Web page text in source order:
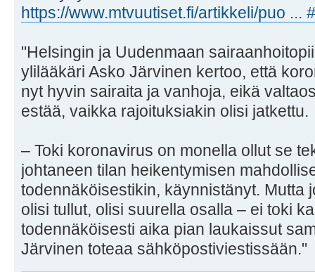
https://www.mtvuutiset.fi/artikkeli/puo ...
"Helsingin ja Uudenmaan
ylilääkäri Asko Järvinen kertoo, että
nyt hyvin sairaita ja vanhoja, eikä
estää, vaikka rajoituksiakin olisi jatkettu.
– Toki koronavirus on monella ollut se
johtaneen tilan heikentymisen
todennäköisestikin, käynnistänyt. Mutta
olisi tullut, olisi suurella osalla – ei toki
todennäköisesti aika pian laukaissut
Järvinen toteaa sähköpostiviestissään."